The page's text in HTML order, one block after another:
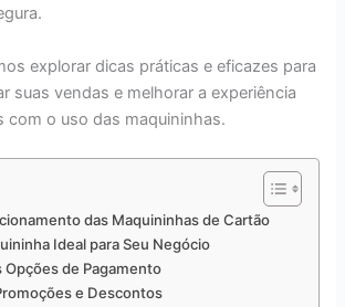
explorar dicas práticas e eficazes para
suas vendas e melhorar a experiência
com o uso das maquininhas.
das Maquininhas de Cartão
Ideal para Seu Negócio
Opções de Pagamento
e Descontos